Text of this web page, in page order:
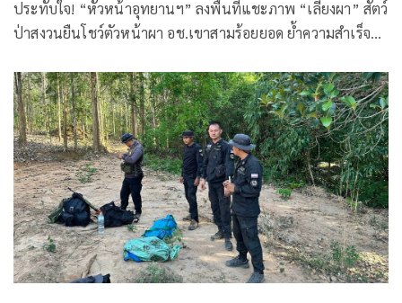
ประทับใจ! “หัวหน้าอุทยานฯ” ลงพื้นที่แชะภาพ “เลียงผา” สัตว์
ป่าสงวนยืนโชว์ตัวหน้าผา อช.เขาสามร้อยยอด ย้ำความสำเร็จ